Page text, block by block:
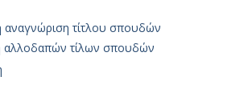
αναγνώριση τίτλου σπουδών
αλλοδαπών τίλων σπουδών